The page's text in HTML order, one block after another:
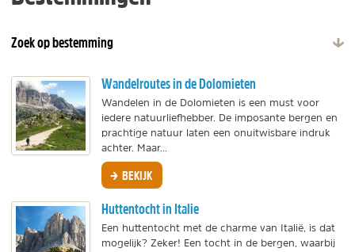
Zoek op bestemming
Wandelroutes in de Dolomieten
Wandelen in de Dolomieten is een must voor
iedere natuurliefhebber. De imposante bergen en
prachtige natuur laten een onuitwisbare indruk
achter. Maar...
BEKIJK
Huttentocht in Italie
Een huttentocht met de charme van Italië, is dat
mogelijk? Zeker! Een tocht in de bergen, waarbij